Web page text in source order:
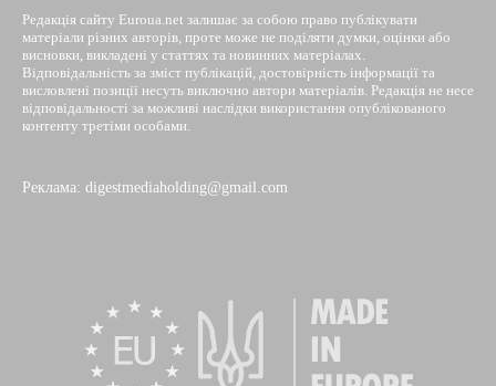
Редакція сайту Euroua.net залишає за собою право публікувати
матеріали різних авторів, проте може не поділяти думки, оцінки або
висновки, викладені у статтях та новинних матеріалах.
Відповідальність за зміст публікацій, достовірність інформації та
висловлені позиції несуть виключно автори матеріалів. Редакція не несе
відповідальності за можливі наслідки використання опублікованого
контенту третіми особами.
Реклама: digestmediaholding@gmail.com